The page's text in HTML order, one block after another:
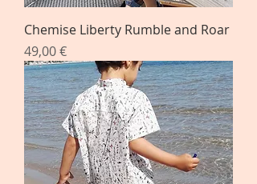
Chemise Liberty Rumble and Roar
Prix
49,00 €